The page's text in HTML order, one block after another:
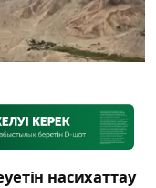
насихаттау